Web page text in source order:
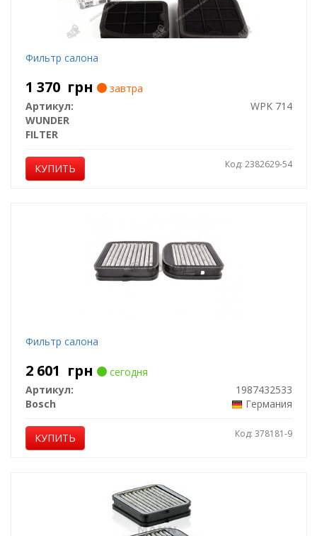
Фильтр салона
1 370 грн
завтра
Артикул:
WPK 714
WUNDER
FILTER
КУПИТЬ Код: 2382629-54
Фильтр салона
2 601 грн
сегодня
Артикул:
1987432533
Bosch
Германия
КУПИТЬ Код: 378181-9